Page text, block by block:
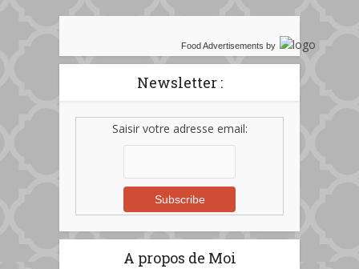
Food Advertisements by
Newsletter :
Saisir votre adresse email:
A propos de Moi